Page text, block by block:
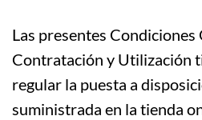
Las presentes Condiciones
Contratación y Utilización
regular la puesta a
suministrada en la tienda